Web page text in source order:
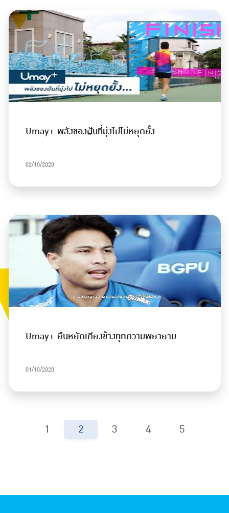
Umay+ พลังของฝันที่มุ่งไปไม่หยุดยั้ง
02/10/2020
Umay+ ยืนหยัดเคียงข้างทุกความพยายาม
01/10/2020
1 2 3 4 5